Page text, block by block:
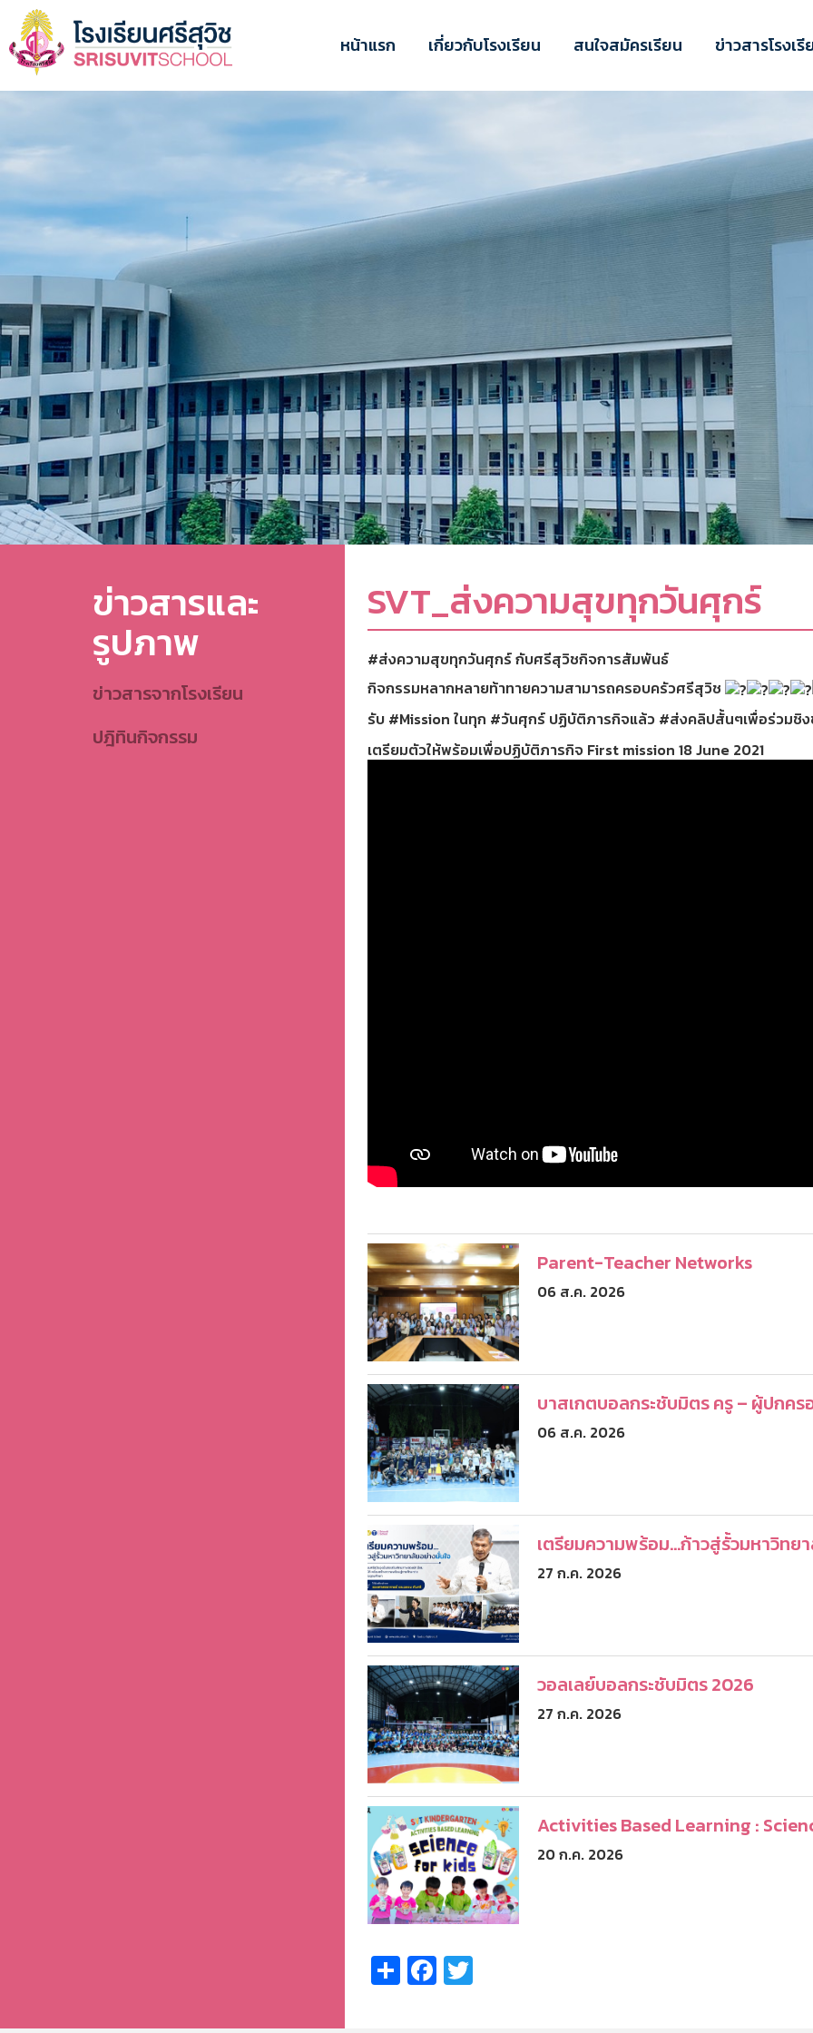
ข้าม
ยัง
เนื้อหา
หลัก
หน้าแรก เกี่ยวกับโรงเรียน สนใจสมัครเรียน ข่าวสารโรงเรี
ข่าวสารและ
รูปภาพ
ข่าวสารจากโรงเรียน
ปฎิทินกิจกรรม
SVT_ส่งความสุขทุกวันศุกร์
#ส่งความสุขทุกวันศุกร์กับศรีสุวิชกิจการสัมพันธ์
กิจกรรมหลากหลายท้าทายความสามารถครอบครัวศรีสุวิช
รับ #Mission ในทุก #วันศุกร์ปฏิบัติภารกิจแล้ว #ส่งคลิปสั้นๆเพื่อร่วมชิง
เตรียมตัวให้พร้อมเพื่อปฏิบัติภารกิจ First mission 18 June 2021
Parent-Teacher Networks
06 ส.ค. 2026
บาสเกตบอลกระชับมิตร ครู – ผู้ปกคร
06 ส.ค. 2026
เตรียมความพร้อม...ก้าวสู่รั้วมหาวิทย
27 ก.ค. 2026
วอลเลย์บอลกระชับมิตร 2026
27 ก.ค. 2026
Activities Based Learning :
20 ก.ค. 2026
ShareFacebook
Twitter